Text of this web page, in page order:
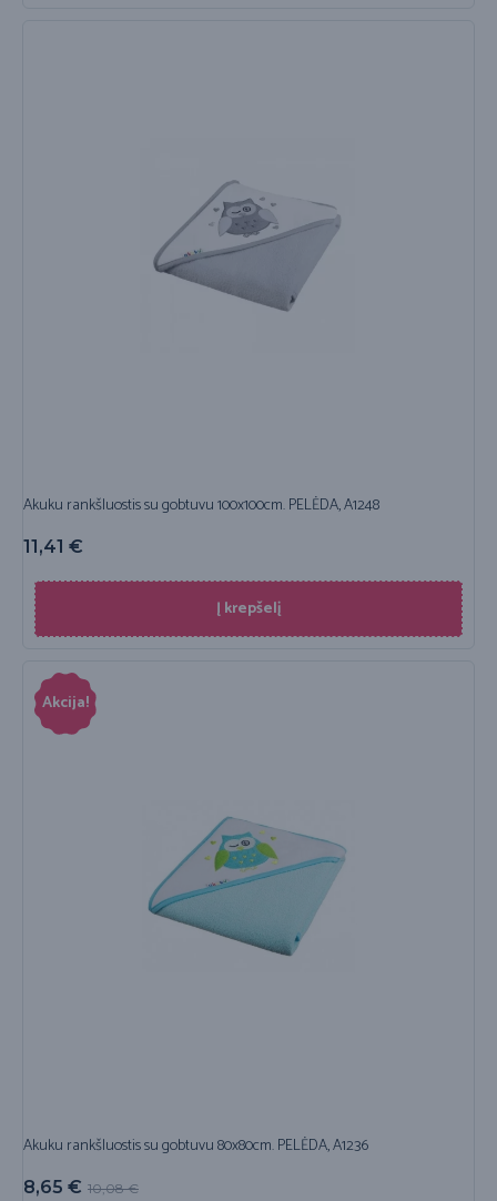
Akuku rankšluostis su gobtuvu 100x100cm. PELĖDA, A1248
11,41 €
Į krepšelį
Akcija!
Akuku rankšluostis su gobtuvu 80x80cm. PELĖDA, A1236
10,08€
8,65 €